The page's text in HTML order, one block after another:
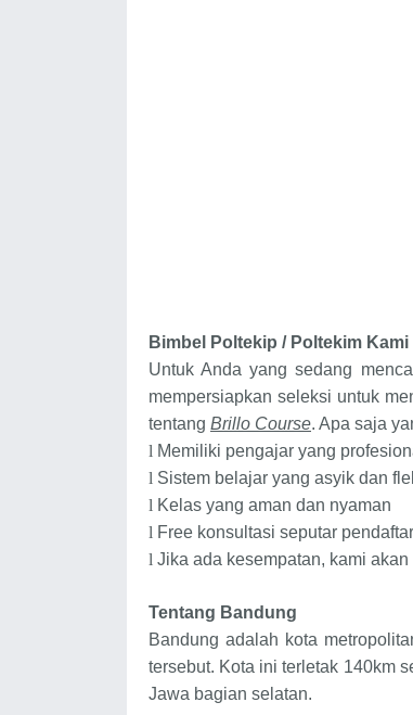
Bimbel Poltekip / Poltekim Kami
Untuk Anda yang sedang
mempersiapkan seleksi untuk
tentang Brillo Course. Apa saja
l Memiliki pengajar yang
l Sistem belajar yang asyik dan
l Kelas yang aman dan nyaman
l Free konsultasi seputar
l Jika ada kesempatan, kami
Tentang Bandung
Bandung adalah kota
tersebut. Kota ini terletak 140km
Jawa bagian selatan.